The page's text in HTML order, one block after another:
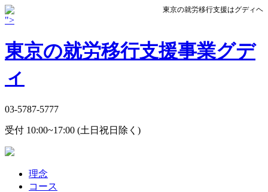
東京の就労移行支援はグディヘ
">
東京の就労移行支援事業グデ
ィ
03-5787-5777
受付 10:00~17:00 (土日祝日除く)
理念
コース